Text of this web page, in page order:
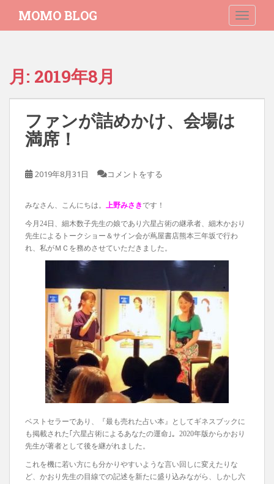
i
MOMO BLOG
月: 2019年8月
ファンが詰めかけ、会場は
満席！
2019年8月31日 コメントをする
みなさん、こんにちは。 上野みさきです！
今月24日、細木数子先生の娘であり六星占術の継承者、細木かおり
先生によるトークショー＆サイン会が蔦屋書店熊本三年坂で行わ
れ、私がＭＣを務めさせていただきました。
ベストセラーであり、『最も売れた占い本』としてギネスブックに
も掲載された｢六星占術によるあなたの運命｣。2020年版からかおり
先生が著者として後を継がれました。
これを機に若い方にも分かりやすいような言い回しに変えたりな
ど、かおり先生の目線での記述を新たに盛り込みながら、しかし六